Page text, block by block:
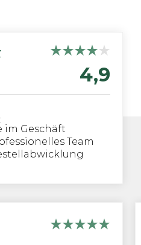
4,9
im Geschäft
Team